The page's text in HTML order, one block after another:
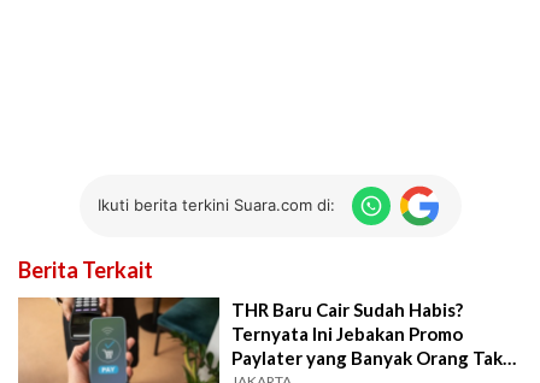
Ikuti berita terkini Suara.com di:
Berita Terkait
THR Baru Cair Sudah Habis?
Ternyata Ini Jebakan Promo
Paylater yang Banyak Orang Tak